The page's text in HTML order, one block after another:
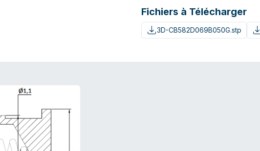
Fichiers à Télécharger
3D-CB582D069B050G.stp